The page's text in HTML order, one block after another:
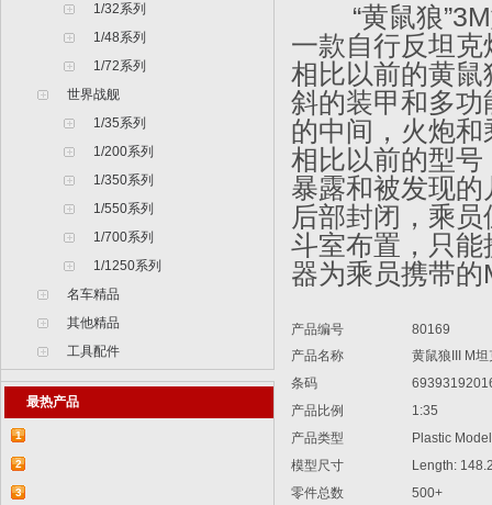
1/32系列
1/48系列
1/72系列
世界战舰
1/35系列
1/200系列
1/350系列
1/550系列
1/700系列
1/1250系列
名车精品
其他精品
工具配件
最热产品
1
【2015-07-07】德国BR 52型蒸汽机车
829...
2
【2015-07-06】德国LWS水陆两栖牵引车
3
“黄鼠狼”3M
一款自行反坦
相比以前的黄
斜的装甲和多
的中间，火炮
相比以前的型
暴露和被发现
后部封闭，乘
斗室布置，只
器为乘员携带
产品编号
80169
产品名称
黄鼠狼III M坦
条码
产品比例
1:35
产品类型
Plastic Model
模型尺寸
Length:
零件总数
500+